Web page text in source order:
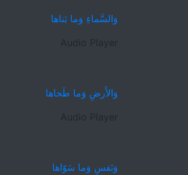
وَالسَّماءِ وَما بَناها
Audio Player
وَالأَرضِ وَما طَحاها
Audio Player
وَنَفسٍ وَما سَوّاها